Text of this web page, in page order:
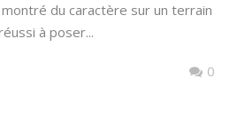
du caractère sur un terrain
à poser...
0